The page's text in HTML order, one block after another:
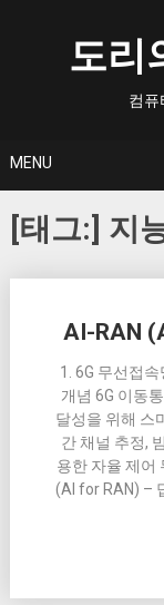
도리
컴퓨
MENU
[태그:] 지
AI-RAN
1. 6G 무선접
개념 6G 이동
달성을 위해 스
간 채널 추정,
용한 자율 제어
(AI for RAN) –
navigation